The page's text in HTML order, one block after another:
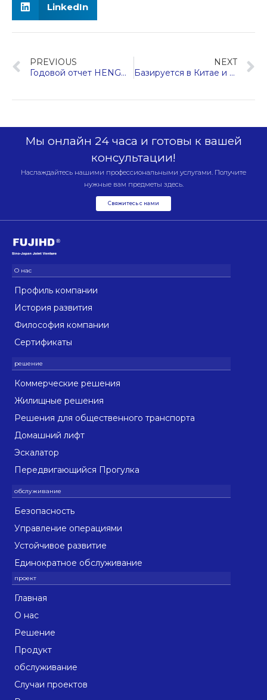
LinkedIn
PREVIOUS
Годовой отчет HENGDA Fuji за 2025 год и благодарственный ужин
NEXT
Базируется в Китае и стремится к миру | Hengda Fuji Elevator блестяще появился на Вьетнамской международной выставке лифтов 2023 года.
Мы онлайн 24 часа и готовы к вашей
консультации!
Наслаждайтесь нашими профессиональными услугами. Получите
нужные вам предметы здесь.
Свяжитесь с нами
Профиль компании
История развития
Философия компании
Сертификаты
Коммерческие решения
Жилищные решения
Решения для общественного транспорта
Домашний лифт
Эскалатор
Передвигающийся Прогулка
Безопасность
Управление операциями
Устойчивое развитие
Единократное обслуживание
Главная
О нас
Решение
Продукт
обслуживание
Случаи проектов